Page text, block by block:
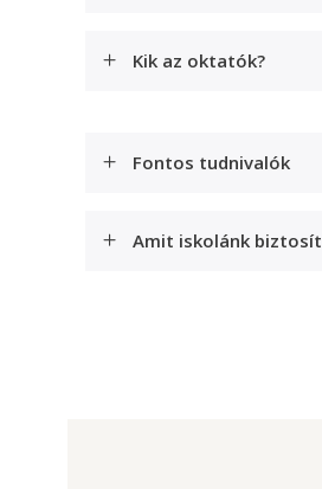
Kik az oktatók?
Fontos tudnivalók
Amit iskolánk biztosít